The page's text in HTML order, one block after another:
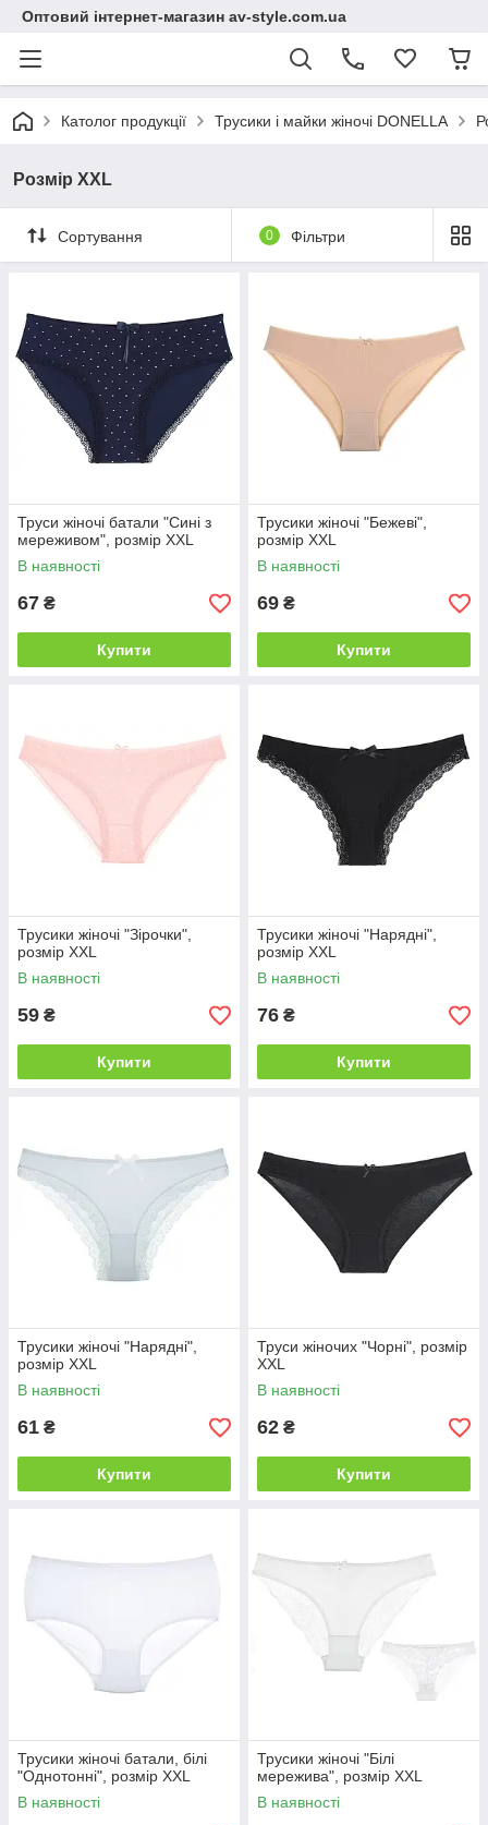
Оптовий інтернет-магазин av-style.com.ua
Католог продукції Трусики і майки жіночі DONELLA
Розмір XXL
Сортування 0 Фільтри
Труси жіночі батали "Сині з
мереживом", розмір XXL
В наявності
67 ₴
Купити
Трусики жіночі "Бежеві",
розмір XXL
В наявності
69 ₴
Купити
Трусики жіночі "Зірочки",
розмір XXL
В наявності
59 ₴
Купити
Трусики жіночі "Нарядні",
розмір XXL
В наявності
76 ₴
Купити
Трусики жіночі "Нарядні",
розмір XXL
В наявності
61 ₴
Купити
Труси жіночих "Чорні", розмір
XXL
В наявності
62 ₴
Купити
Трусики жіночі батали, білі
"Однотонні", розмір XXL
В наявності
Трусики жіночі "Білі
мережива", розмір XXL
В наявності